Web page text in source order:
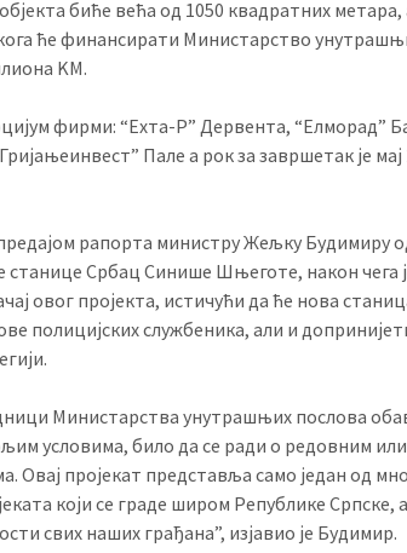
биће већа од 1050 квадратних метара,
ће финансирати Министарство
KМ.
фирми: “Ехта-Р” Дервента, “Елморад”
Пале а рок за завршетак је мај
рапорта министру Жељку Будимиру
станице Србац Синише Шњеготе, након чега
овог пројекта, истичући да ће нова
полицијских службеника, али и
Министарства унутрашњих послова
условима, било да се ради о редовним или
Овај пројекат представља само један од
који се граде широм Републике Српске,
свих наших грађана”, изјавио је Будимир.